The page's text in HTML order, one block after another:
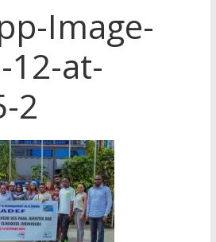
Image-
12-at-
2